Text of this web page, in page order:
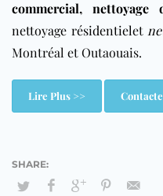
commercial, nettoyage
nettoyage résidentielet
Montréal et Outaouais.
Lire Plus >>